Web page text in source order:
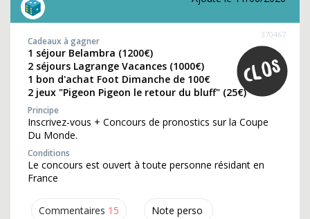
Commentaires 15 Note perso
370467
Cadeaux à gagner
1 séjour Belambra (1200€)
2 séjours Lagrange Vacances (1000€)
1 bon d'achat Foot Dimanche de 100€
2 jeux "Pigeon Pigeon le retour du bluff" (25€)
Principe
Inscrivez-vous + Concours de pronostics sur la Coupe
Du Monde.
Conditions
Le concours est ouvert à toute personne résidant en
France